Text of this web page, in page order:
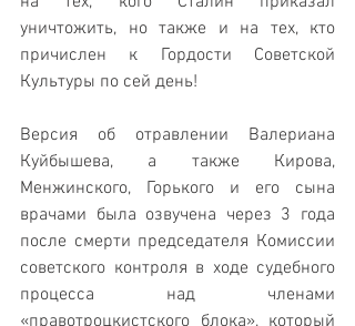
уничтожить, но также и на тех, кто
причислен к Гордости Советской
Культуры по сей день!
Версия об отравлении Валериана
Куйбышева, а также Кирова,
Менжинского, Горького и его сына
врачами была озвучена через 3 года
после смерти председателя Комиссии
советского контроля в ходе судебного
процесса над членами